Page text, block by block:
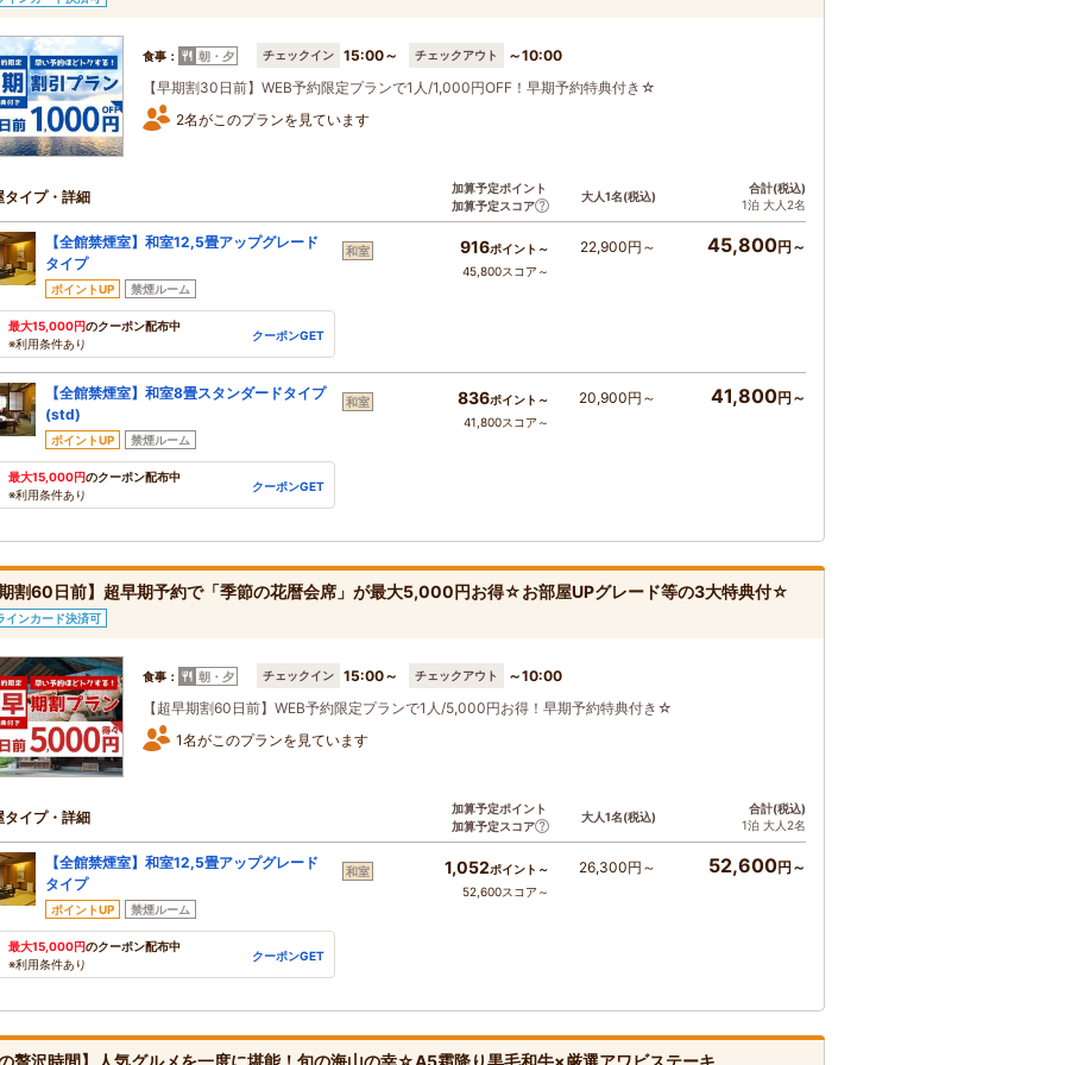
食事： 朝・夕 チェックイン 15:00～ チェックアウト
～10:00
【早期割30日前】WEB予約限定プランで1人/1,000円OFF！早期予約特典付き☆
2名がこのプランを見ています
タイプ・詳細
加算予定ポイント
加算予定スコア
大人1名(税込)
合計(税込)
1泊 大人2名
【全館禁煙室】和室12,5畳アップグレード
タイプ
ポイントUP 禁煙ルーム
最大15,000円のクーポン配布中
※利用条件あり
クーポンGET
和室 916ポイント～
45,800スコア～
22,900円～ 45,800円～
【全館禁煙室】和室8畳スタンダードタイプ
(std)
ポイントUP 禁煙ルーム
最大15,000円のクーポン配布中
※利用条件あり
クーポンGET
和室 836ポイント～
41,800スコア～
20,900円～ 41,800円～
割60日前】超早期予約で「季節の花暦会席」が最大5,000円お得☆お部屋UPグレード等の3大特典付☆
インカード決済可
食事： 朝・夕 チェックイン 15:00～ チェックアウト
～10:00
【超早期割60日前】WEB予約限定プランで1人/5,000円お得！早期予約特典付き☆
1名がこのプランを見ています
タイプ・詳細
加算予定ポイント
加算予定スコア
大人1名(税込)
合計(税込)
1泊 大人2名
【全館禁煙室】和室12,5畳アップグレード
タイプ
ポイントUP 禁煙ルーム
最大15,000円のクーポン配布中
※利用条件あり
クーポンGET
和室 1,052ポイント～
52,600スコア～
26,300円～ 52,600円～